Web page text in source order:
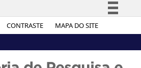
CONTRASTE MAPA DO SITE
Simplifique!